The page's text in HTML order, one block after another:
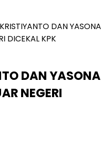
DAN YASONA
DICEKAL KPK
DAN YASONA
NEGERI